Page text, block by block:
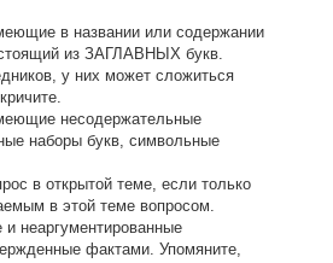
в названии или содержании
из ЗАГЛАВНЫХ букв.
у них может сложиться
несодержательные
наборы букв, символьные
в открытой теме, если только
в этой теме вопросом.
неаргументированные
фактами. Упомяните,